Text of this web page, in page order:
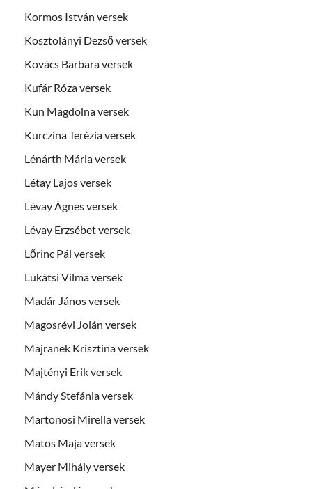
Kormos István versek
Kosztolányi Dezső versek
Kovács Barbara versek
Kufár Róza versek
Kun Magdolna versek
Kurczina Terézia versek
Lénárth Mária versek
Létay Lajos versek
Lévay Ágnes versek
Lévay Erzsébet versek
Lőrinc Pál versek
Lukátsi Vilma versek
Madár János versek
Magosrévi Jolán versek
Majranek Krisztina versek
Majtényi Erik versek
Mándy Stefánia versek
Martonosi Mirella versek
Matos Maja versek
Mayer Mihály versek